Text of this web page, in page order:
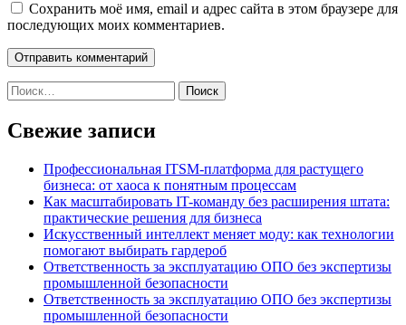
Сохранить моё имя, email и адрес сайта в этом браузере для
последующих моих комментариев.
Найти:
Свежие записи
Профессиональная ITSM-платформа для растущего
бизнеса: от хаоса к понятным процессам
Как масштабировать IT-команду без расширения штата:
практические решения для бизнеса
Искусственный интеллект меняет моду: как технологии
помогают выбирать гардероб
Ответственность за эксплуатацию ОПО без экспертизы
промышленной безопасности
Ответственность за эксплуатацию ОПО без экспертизы
промышленной безопасности